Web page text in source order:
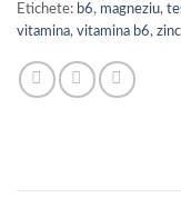
Etichete: b6, magneziu,
vitamina, vitamina b6, zinc